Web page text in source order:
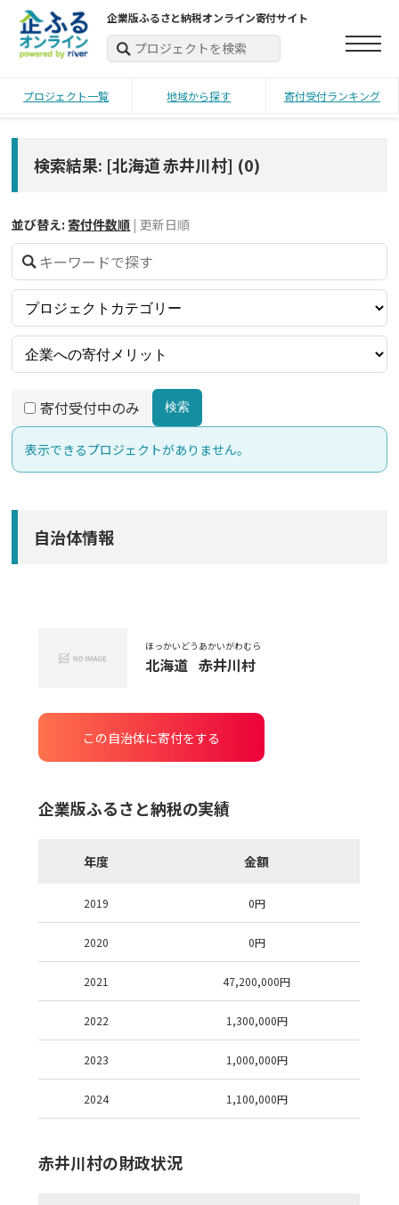
企業版ふるさと納税オンライン寄付サイト
プロジェクト一覧 地域から探す 寄付受付ランキング
検索結果: [北海道 赤井川村] (0)
並び替え: 寄付件数順 | 更新日順
寄付受付中のみ 検索
表示できるプロジェクトがありません。
自治体情報
ほっかいどう
北海道
あかいがわむら
赤井川村
この自治体に寄付をする
企業版ふるさと納税の実績
年度 金額
2019 0円
2020 0円
2021 47,200,000円
2022 1,300,000円
2023 1,000,000円
2024 1,100,000円
赤井川村の財政状況